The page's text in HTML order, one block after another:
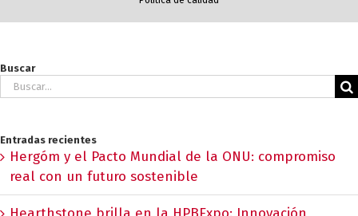
Buscar
Buscar:
Entradas recientes
Hergóm y el Pacto Mundial de la ONU: compromiso
real con un futuro sostenible